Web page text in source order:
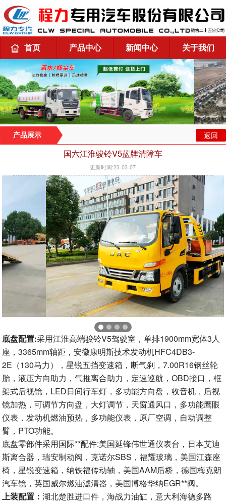
首页 产品中心 新闻中心 关于我们
产品展示 返回
国六江淮骏铃V5蓝牌清障车
更新时间:23-03-07
底盘配置:采用江淮高端骏铃V5驾驶室，单排1900mm宽体3人
座，3365mm轴距，安徽康明斯技术发动机HFC4DB3-
2E（130马力），星锐五挡变速箱，断气刹，7.00R16钢丝轮
胎，液压方向助力，气推离合助力，定速巡航，OBD接口，框
架式后视镜，LED日间行车灯，多功能方向盘，收音机，后视
镜加热，可调节方向盘，大灯调节，天窗通风口，多功能鹰眼
仪表，发动机燃油预热，多功能仪表，原厂空调，自动调整
臂，PTO功能。
底盘零部件采用国际**配件:美国延锋伟世通仪表台，日本艾迪
斯离合器，瑞安制动阀，克诺尔SBS，福耀玻璃，美国江森座
椅，星锐变速箱，纳铁福传动轴，美国AAM后桥，德国梅克朗
汽车镜，英国威尔燃油滤清器，美国博格华纳EGR**阀。
上装配置：湖北楚胜进口件，海战力油缸，意大利海德多路